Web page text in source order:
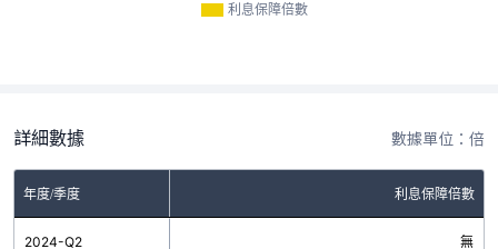
利息保障倍數
詳細數據 數據單位：倍
年度/季度 利息保障倍數
2024-Q2 無